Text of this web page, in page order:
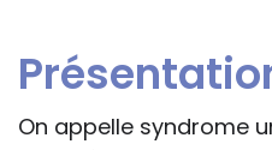
On appelle syndrome
situation particulière
rédacteurs des